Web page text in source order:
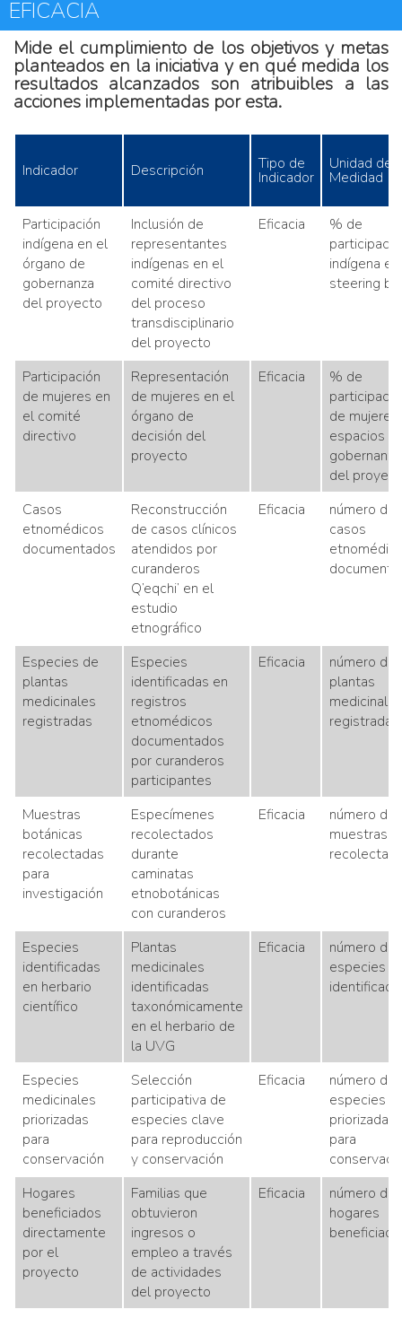
EFICACIA
Mide el cumplimiento de los objetivos y metas
planteados en la iniciativa y en qué medida los
resultados alcanzados son atribuibles a las
acciones implementadas por esta.
Indicador Descripción Tipo de
Indicador
Unidad de
Medidad
Participación
indígena en el
órgano de
gobernanza
del proyecto
Inclusión de
representantes
indígenas en el
comité directivo
del proceso
transdisciplinario
del proyecto
Eficacia
% de
indígena
steering
Participación
de mujeres en
el comité
directivo
Representación
de mujeres en el
órgano de
decisión del
proyecto
Eficacia
% de
de mujeres
espacios
gobernanza
del
Casos
etnomédicos
documentados
Reconstrucción
de casos clínicos
atendidos por
curanderos
Q’eqchi’ en el
estudio
etnográfico
Eficacia
número de
casos
Especies de
plantas
medicinales
registradas
Especies
identificadas en
registros
etnomédicos
documentados
por curanderos
participantes
Eficacia
número de
plantas
medicinales
registradas
Muestras
botánicas
recolectadas
para
investigación
Especímenes
recolectados
durante
caminatas
etnobotánicas
con curanderos
Eficacia
número de
muestras
Especies
identificadas
en herbario
científico
Plantas
medicinales
identificadas
taxonómicamente
en el herbario de
la UVG
Eficacia
número de
especies
Especies
medicinales
priorizadas
para
conservación
Selección
participativa de
especies clave
para reproducción
y conservación
Eficacia
número de
especies
priorizadas
para
Hogares
beneficiados
directamente
por el
proyecto
Familias que
obtuvieron
ingresos o
empleo a través
de actividades
del proyecto
Eficacia
número de
hogares